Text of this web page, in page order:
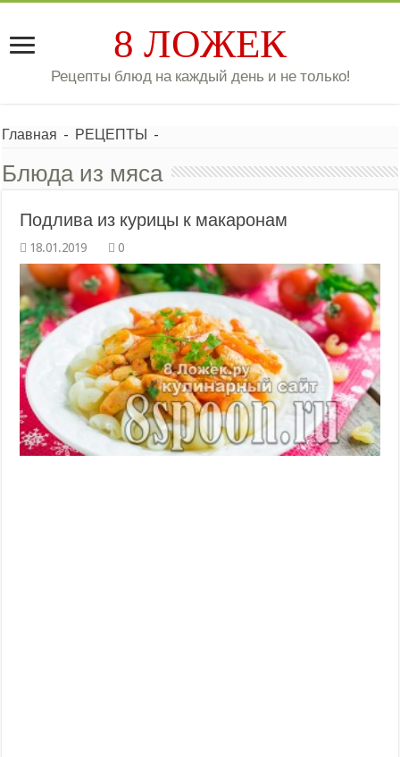
8 ЛОЖЕК
Рецепты блюд на каждый день и не только!
Главная - РЕЦЕПТЫ -
Блюда из мяса
Подлива из курицы к макаронам
0